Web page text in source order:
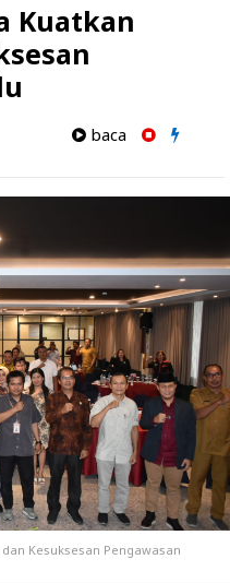
Kuatkan
baca
Kesuksesan Pengawasan